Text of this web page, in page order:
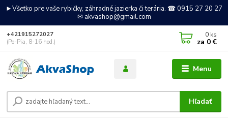
►Všetko pre vaše rybičky, záhradné jazierka či terária. ☎ 0915 27 20 27
✉ akvashop@gmail.com
Menu
Hľadať
+421915272027
(Po-Pia, 8-16 hod.)
0 ks
za 0 €